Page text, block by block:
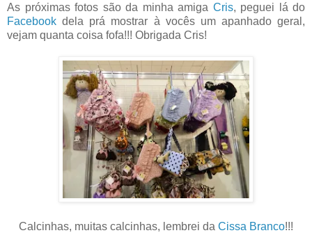
As próximas fotos são da minha amiga Cris, peguei lá do
Facebook dela prá mostrar à vocês um apanhado geral,
vejam quanta coisa fofa!!! Obrigada Cris!
Calcinhas, muitas calcinhas, lembrei da Cissa Branco!!!